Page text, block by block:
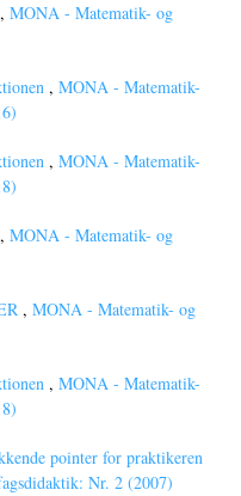
, MONA - Matematik- og
, MONA - Matematik-
, MONA - Matematik-
, MONA - Matematik- og
, MONA - Matematik- og
, MONA - Matematik-
pointer for praktikeren
Nr. 2 (2007)